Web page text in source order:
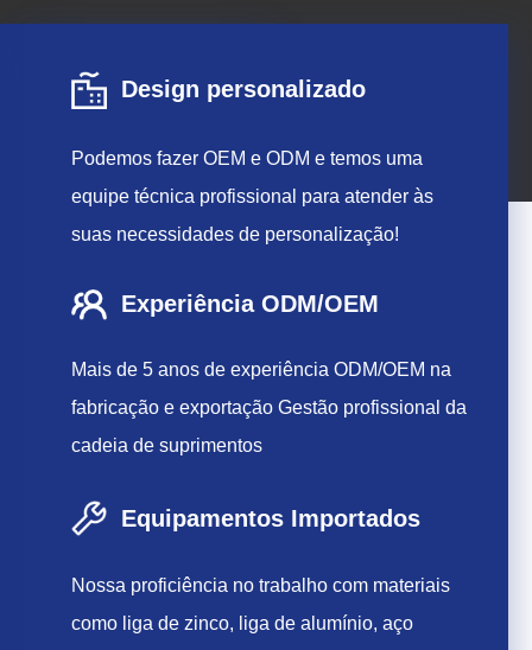
Design personalizado
Podemos fazer OEM e ODM e temos uma
equipe técnica profissional para atender às
suas necessidades de personalização!
Experiência ODM/OEM
Mais de 5 anos de experiência ODM/OEM na
fabricação e exportação Gestão profissional da
cadeia de suprimentos
Equipamentos Importados
Nossa proficiência no trabalho com materiais
como liga de zinco, liga de alumínio, aço